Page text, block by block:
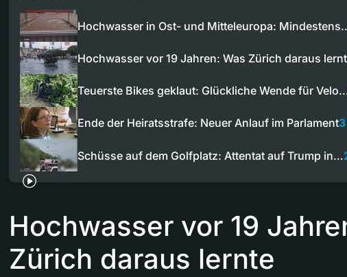
Hochwasser in Ost- und Mitteleuropa:
Hochwasser vor 19 Jahren: Was Zürich daraus
Teuerste Bikes geklaut: Glückliche Wende für
Ende der Heiratsstrafe: Neuer Anlauf im Parlament
Schüsse auf dem Golfplatz: Attentat auf Trump in…
Hochwasser vor 19
Zürich daraus lernte